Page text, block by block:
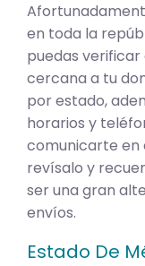
en toda la
puedas verificar
cercana a tu
por estado,
horarios y
comunicarte en
revísalo y
ser una gran
envíos.
Estado De